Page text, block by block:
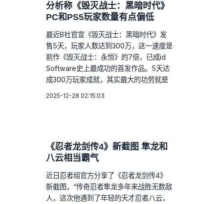
分析称《毁灭战士：黑暗时代》
PC和PS5玩家数量有点偏低
最近B社官宣《毁灭战士：黑暗时代》发
售5天，玩家人数达到300万，这一速度是
前作《毁灭战士：永恒》的7倍，已成id
Software史上最成功的首发作品。5天达
成300万玩家成就，其实最大的功劳就是
2025-12-28 02:15:03
《忍者龙剑传4》新截图 隼龙和
八云相当霸气
近日忍者组官方分享了《忍者龙剑传4》
新截图，“传奇忍者隼龙多年来战胜无数敌
人，这次他遇到了年轻的天才忍者八云，